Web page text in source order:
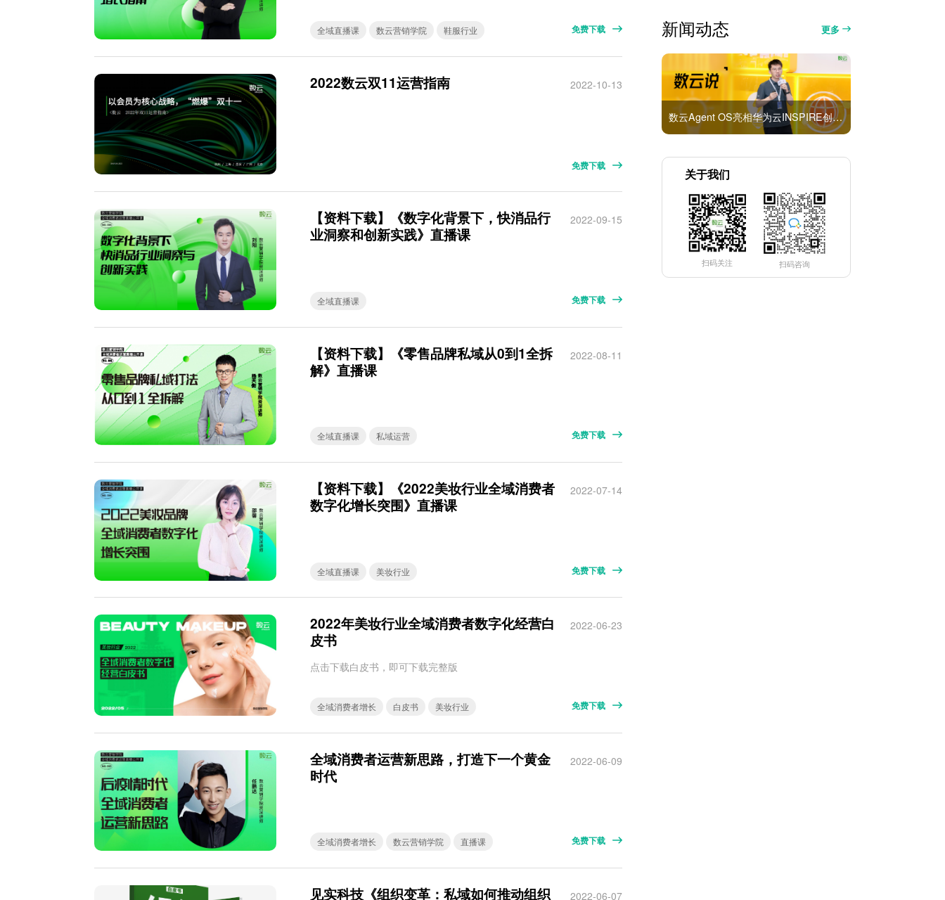
全域直播课 数云营销学院 鞋服行业 免费下载
2022数云双11运营指南 2022-10-13
免费下载
【资料下载】《数字化背景下，快消品行
业洞察和创新实践》直播课
2022-09-15
全域直播课 免费下载
【资料下载】《零售品牌私域从0到1全拆
解》直播课
2022-08-11
全域直播课 私域运营 免费下载
【资料下载】《2022美妆行业全域消费者
数字化增长突围》直播课
2022-07-14
全域直播课 美妆行业 免费下载
2022年美妆行业全域消费者数字化经营白
皮书
2022-06-23
点击下载白皮书，即可下载完整版
全域消费者增长 白皮书 美妆行业 免费下载
全域消费者运营新思路，打造下一个黄金
时代
2022-06-09
全域消费者增长 数云营销学院 直播课 免费下载
见实科技《组织变革：私域如何推动组织 2022-06-07
新闻动态 更多
数云Agent OS亮相华为云INSPIRE创想者大会：以AI重构消费者运营与零售营销新范式
关于我们
扫码关注 扫码咨询